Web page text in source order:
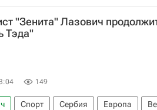
"Зенита" Лазович
Тэда"
149
Спорт Сербия Европа